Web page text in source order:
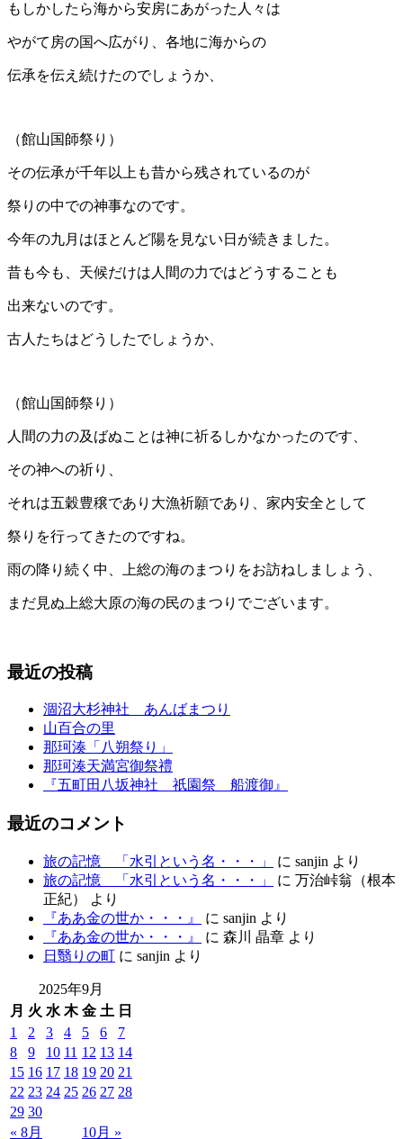
もしかしたら海から安房にあがった人々は
やがて房の国へ広がり、各地に海からの
伝承を伝え続けたのでしょうか、
（館山国師祭り）
その伝承が千年以上も昔から残されているのが
祭りの中での神事なのです。
今年の九月はほとんど陽を見ない日が続きました。
昔も今も、天候だけは人間の力ではどうすることも
出来ないのです。
古人たちはどうしたでしょうか、
（館山国師祭り）
人間の力の及ばぬことは神に祈るしかなかったのです、
その神への祈り、
それは五穀豊穣であり大漁祈願であり、家内安全として
祭りを行ってきたのですね。
雨の降り続く中、上総の海のまつりをお訪ねしましょう、
まだ見ぬ上総大原の海の民のまつりでございます。
最近の投稿
涸沼大杉神社 あんばまつり
山百合の里
那珂湊「八朔祭り」
那珂湊天満宮御祭禮
『五町田八坂神社 祇園祭 船渡御』
最近のコメント
旅の記憶 「水引という名・・・」 に sanjin より
旅の記憶 「水引という名・・・」
に 万治峠翁（根本
正紀）
より
『ああ金の世か・・・』
に sanjin より
『ああ金の世か・・・』
に 森川 晶章 より
日翳りの町 に sanjin より
2025年9月
月 火 水 木 金 土 日
« 8月 10月 »
1 2 3 4 5 6
7
8
9 10 11 12 13 14
15 16 17 18 19 20 21
22 23 24 25 26 27 28
29 30